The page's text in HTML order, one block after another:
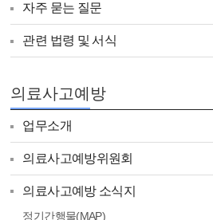
자주 묻는 질문
관련 법령 및 서식
의료사고예방
업무소개
의료사고예방위원회
의료사고예방 소식지
정기간행물(MAP)